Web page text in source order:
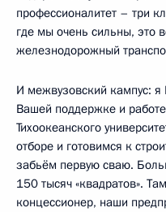
профессионалитет – три
где мы очень сильны, это
железнодорожный
И межвузовский кампус:
Вашей поддержке и
Тихоокеанского
отборе и готовимся к
забьём первую сваю.
150 тысяч «квадратов».
концессионер, наши